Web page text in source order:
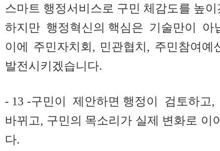
스마트 행정서비스로 구민 체감도를 높
하지만 행정혁신의 핵심은 기술만이 아
이에 주민자치회, 민관협치, 주민참여
발전시키겠습니다.
- 13 -구민이 제안하면 행정이 검토하고
바뀌고, 구민의 목소리가 실제 변화로 이
다.